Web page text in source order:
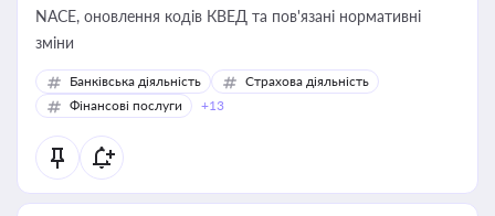
NACE, оновлення кодів КВЕД та пов'язані нормативні
зміни
Банківська діяльність
Страхова діяльність
Фінансові послуги
+13